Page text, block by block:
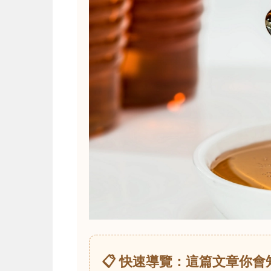
📋 快速導覽：這篇文章你會